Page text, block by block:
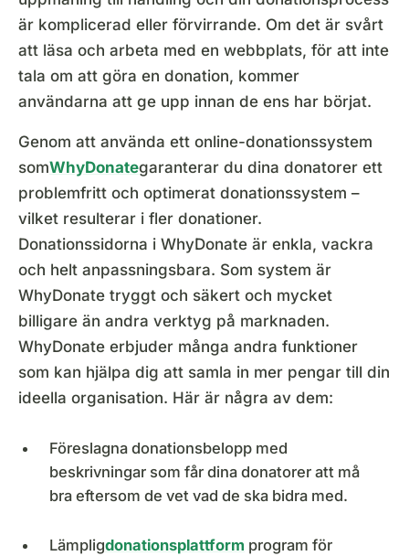
är komplicerad eller förvirrande. Om det är svårt
att läsa och arbeta med en webbplats, för att inte
tala om att göra en donation, kommer
användarna att ge upp innan de ens har börjat.
Genom att använda ett online-donationssystem
somWhyDonategaranterar du dina donatorer ett
problemfritt och optimerat donationssystem –
vilket resulterar i fler donationer.
Donationssidorna i WhyDonate är enkla, vackra
och helt anpassningsbara. Som system är
WhyDonate tryggt och säkert och mycket
billigare än andra verktyg på marknaden.
WhyDonate erbjuder många andra funktioner
som kan hjälpa dig att samla in mer pengar till din
ideella organisation. Här är några av dem:
Föreslagna donationsbelopp med
beskrivningar som får dina donatorer att må
bra eftersom de vet vad de ska bidra med.
Lämpligdonationsplattform program för